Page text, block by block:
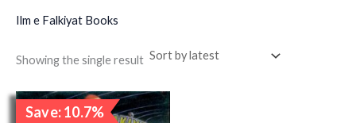
Ilm e Falkiyat Books
Showing the single result
Save: 10.7%
Sale!
Original
price
Current
price